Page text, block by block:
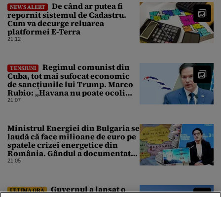
NEWS ALERT
De când ar putea fi
repornit sistemul de Cadastru.
Cum va decurge reluarea
platformei E-Terra
21:12
TENSIUNI
Regimul comunist din
Cuba, tot mai sufocat economic
de sancțiunile lui Trump. Marco
Rubio: „Havana nu poate ocoli
sancțiunile prin mimat reforme”
21:07
Ministrul Energiei din Bulgaria se
laudă că face milioane de euro pe
spatele crizei energetice din
România. Gândul a documentat
cazul
21:05
ULTIMA ORĂ
Guvernul a lansat o